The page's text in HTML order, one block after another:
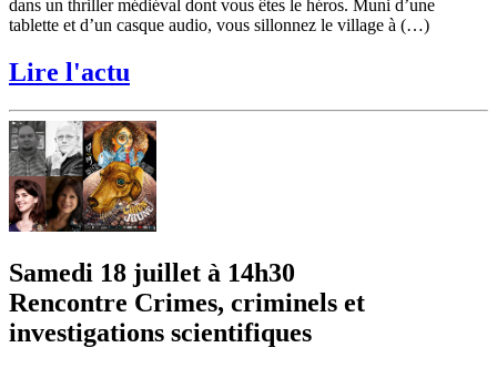
dans un thriller médiéval dont vous êtes le héros. Muni d’une
tablette et d’un casque audio, vous sillonnez le village à (…)
Lire l'actu
Samedi 18 juillet à 14h30
Rencontre Crimes, criminels et
investigations scientifiques